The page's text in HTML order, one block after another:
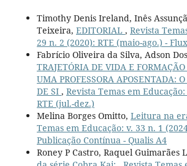
Timothy Denis Ireland, Inês
Teixeira, EDITORIAL , Revista
29 n. 2 (2020): RTE (maio-ago.) -
Fabrício Oliveira da Silva, Adson
TRAJETÓRIA DE VIDA E
UMA PROFESSORA APOSENTADA:
DE SI , Revista Temas em
RTE (jul.-dez.)
Melina Borges Omitto, Leitura na
Temas em Educação: v. 33 n. 1
Publicação Contínua - Qualis A4
Roney P Castro, Raquel Guimarães